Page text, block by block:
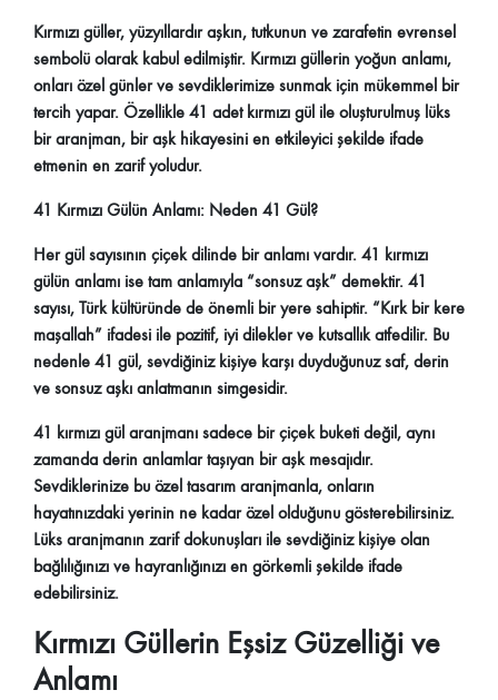
Kırmızı güller, yüzyıllardır aşkın, tutkunun ve zarafetin evrensel
sembolü olarak kabul edilmiştir. Kırmızı güllerin yoğun anlamı,
onları özel günler ve sevdiklerimize sunmak için mükemmel bir
tercih yapar. Özellikle 41 adet kırmızı gül ile oluşturulmuş lüks
bir aranjman, bir aşk hikayesini en etkileyici şekilde ifade
etmenin en zarif yoludur.
41 Kırmızı Gülün Anlamı: Neden 41 Gül?
Her gül sayısının çiçek dilinde bir anlamı vardır. 41 kırmızı
gülün anlamı ise tam anlamıyla “sonsuz aşk” demektir. 41
sayısı, Türk kültüründe de önemli bir yere sahiptir. “Kırk bir kere
maşallah” ifadesi ile pozitif, iyi dilekler ve kutsallık atfedilir. Bu
nedenle 41 gül, sevdiğiniz kişiye karşı duyduğunuz saf, derin
ve sonsuz aşkı anlatmanın simgesidir.
41 kırmızı gül aranjmanı sadece bir çiçek buketi değil, aynı
zamanda derin anlamlar taşıyan bir aşk mesajıdır.
Sevdiklerinize bu özel tasarım aranjmanla, onların
hayatınızdaki yerinin ne kadar özel olduğunu gösterebilirsiniz.
Lüks aranjmanın zarif dokunuşları ile sevdiğiniz kişiye olan
bağlılığınızı ve hayranlığınızı en görkemli şekilde ifade
edebilirsiniz.
Kırmızı Güllerin Eşsiz Güzelliği ve
Anlamı